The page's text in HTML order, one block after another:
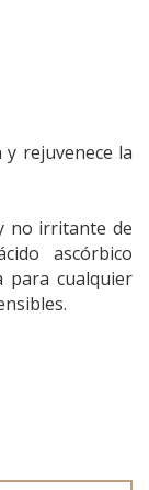
rejuvenece la
no irritante de
ascórbico
para cualquier